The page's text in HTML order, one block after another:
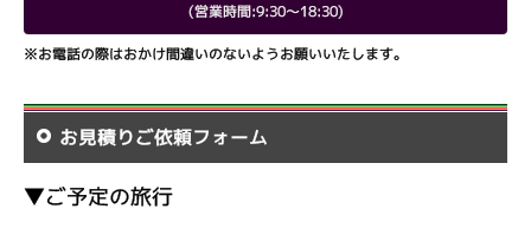
(営業時間:9:30～18:30)
※お電話の際はおかけ間違いのないようお願いいたします。
お見積りご依頼フォーム
▼ご予定の旅行